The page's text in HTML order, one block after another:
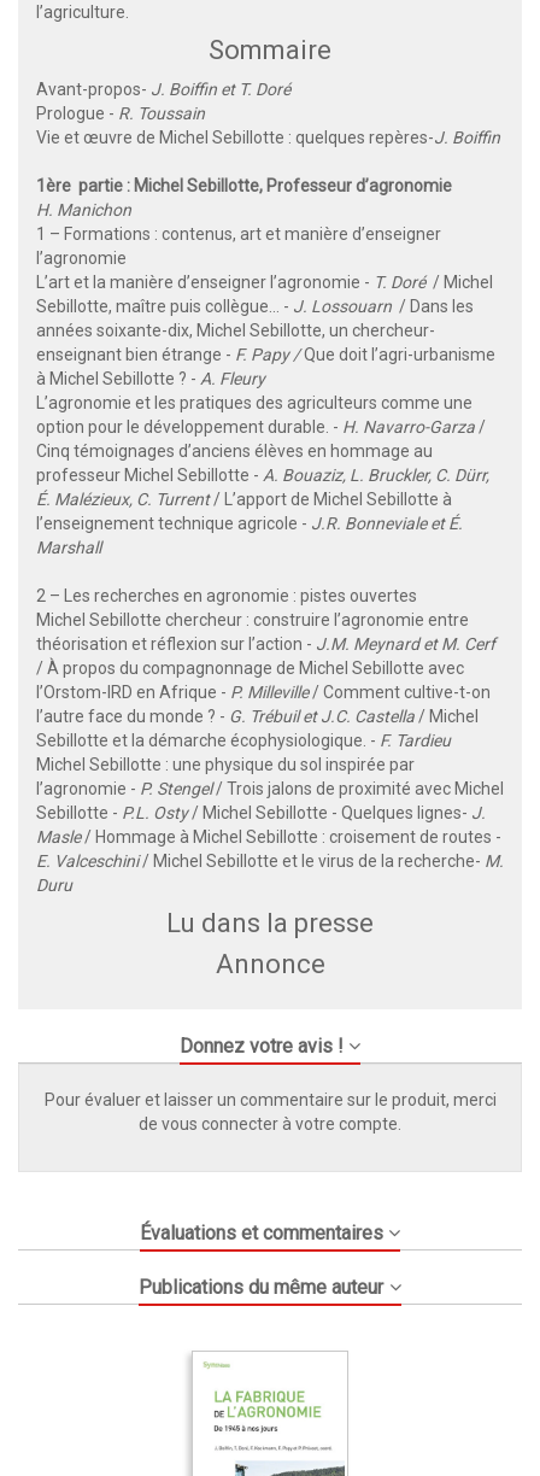
l’agriculture.
Sommaire
Avant-propos- J. Boiffin et T. Doré
Prologue - R. Toussain
Vie et œuvre de Michel Sebillotte : quelques repères-J. Boiffin
1ère partie : Michel Sebillotte, Professeur d’agronomie
H. Manichon
1 – Formations : contenus, art et manière d’enseigner
l’agronomie
L’art et la manière d’enseigner l’agronomie - T. Doré / Michel
Sebillotte, maître puis collègue… - J. Lossouarn / Dans les
années soixante-dix, Michel Sebillotte, un chercheur-
enseignant bien étrange - F. Papy /Que doit l’agri-urbanisme
à Michel Sebillotte ? - A. Fleury
L’agronomie et les pratiques des agriculteurs comme une
option pour le développement durable. - H. Navarro-Garza /
Cinq témoignages d’anciens élèves en hommage au
professeur Michel Sebillotte - A. Bouaziz, L. Bruckler, C. Dürr,
É. Malézieux, C. Turrent/ L’apport de Michel Sebillotte à
l’enseignement technique agricole - J.R. Bonneviale et É.
Marshall
2 – Les recherches en agronomie : pistes ouvertes
Michel Sebillotte chercheur : construire l’agronomie entre
théorisation et réflexion sur l’action - J.M. Meynard et M. Cerf
/ À propos du compagnonnage de Michel Sebillotte avec
l’Orstom-IRD en Afrique - P. Milleville/ Comment cultive-t-on
l’autre face du monde ? - G. Trébuil et J.C. Castella / Michel
Sebillotte et la démarche écophysiologique. - F. Tardieu
Michel Sebillotte : une physique du sol inspirée par
l’agronomie - P. Stengel/ Trois jalons de proximité avec Michel
Sebillotte - P.L. Osty/ Michel Sebillotte - Quelques lignes- J.
Masle/ Hommage à Michel Sebillotte : croisement de routes -
E. Valceschini/ Michel Sebillotte et le virus de la recherche- M.
Duru
Lu dans la presse
Annonce
Donnez votre avis !
Pour évaluer et laisser un commentaire sur le produit, merci
de vous connecter à votre compte.
Évaluations et commentaires
Publications du même auteur